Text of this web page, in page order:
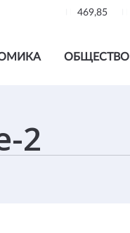
469,85
ОБЩЕСТВО